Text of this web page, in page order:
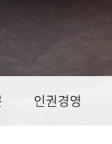
인권경영